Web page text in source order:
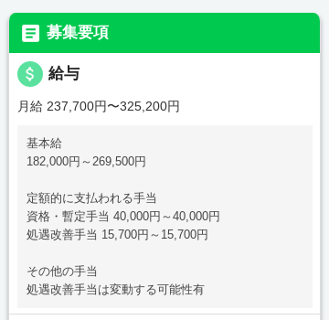
 募集要項
attach_money 給与
月給 237,700円〜325,200円
基本給
182,000円～269,500円
定額的に支払われる手当
資格・暫定手当 40,000円～40,000円
処遇改善手当 15,700円～15,700円
その他の手当
処遇改善手当は変動する可能性有